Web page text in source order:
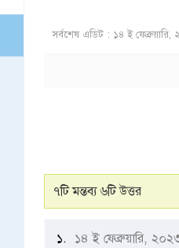
সর্বশেষ এডিট : ১৪ ই ফেব্রুয়ারি,
৭টি মন্তব্য ৬টি উত্তর
১. ১৪ ই ফেব্রুয়ারি,